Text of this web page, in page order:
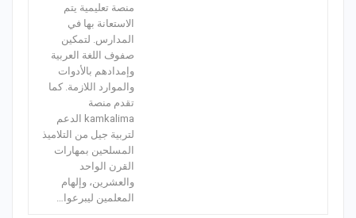
منصة تعليمية يتم
الاستعانة بها في
المدارس. لتمكين
صفوف اللغة العربية
وإمدادهم بالأدوات
والموارد اللازمة. كما
تقدم منصة
kamkalima الدعم
لتربية جيل من التلاميذ
المسلحين بمهارات
القرن الواحد
والعشرين، وإلهام
المعلمين ليبرعوا…